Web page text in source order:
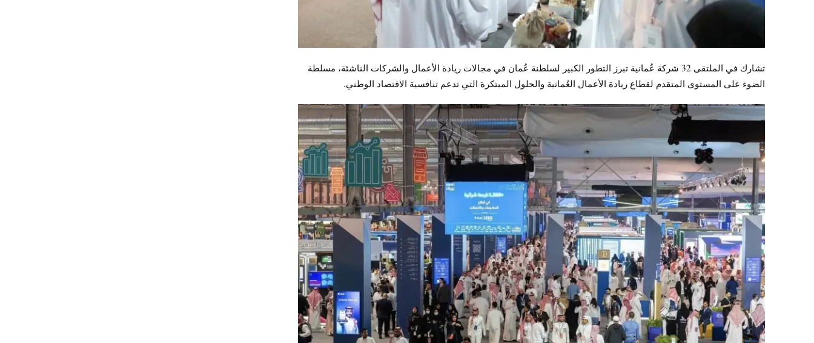
تشارك في الملتقى 32 شركة عُمانية تبرز التطور الكبير لسلطنة عُمان في مجالات ريادة الأعمال والشركات الناشئة، مسلطة
الضوء على المستوى المتقدم لقطاع ريادة الأعمال العُمانية والحلول المبتكرة التي تدعم تنافسية الاقتصاد الوطني.